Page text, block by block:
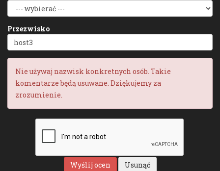
Przezwisko
Nie używaj nazwisk konkretnych osób. Takie
komentarze będą usuwane. Dziękujemy za
zrozumienie.
Wyślij ocen Usunąć